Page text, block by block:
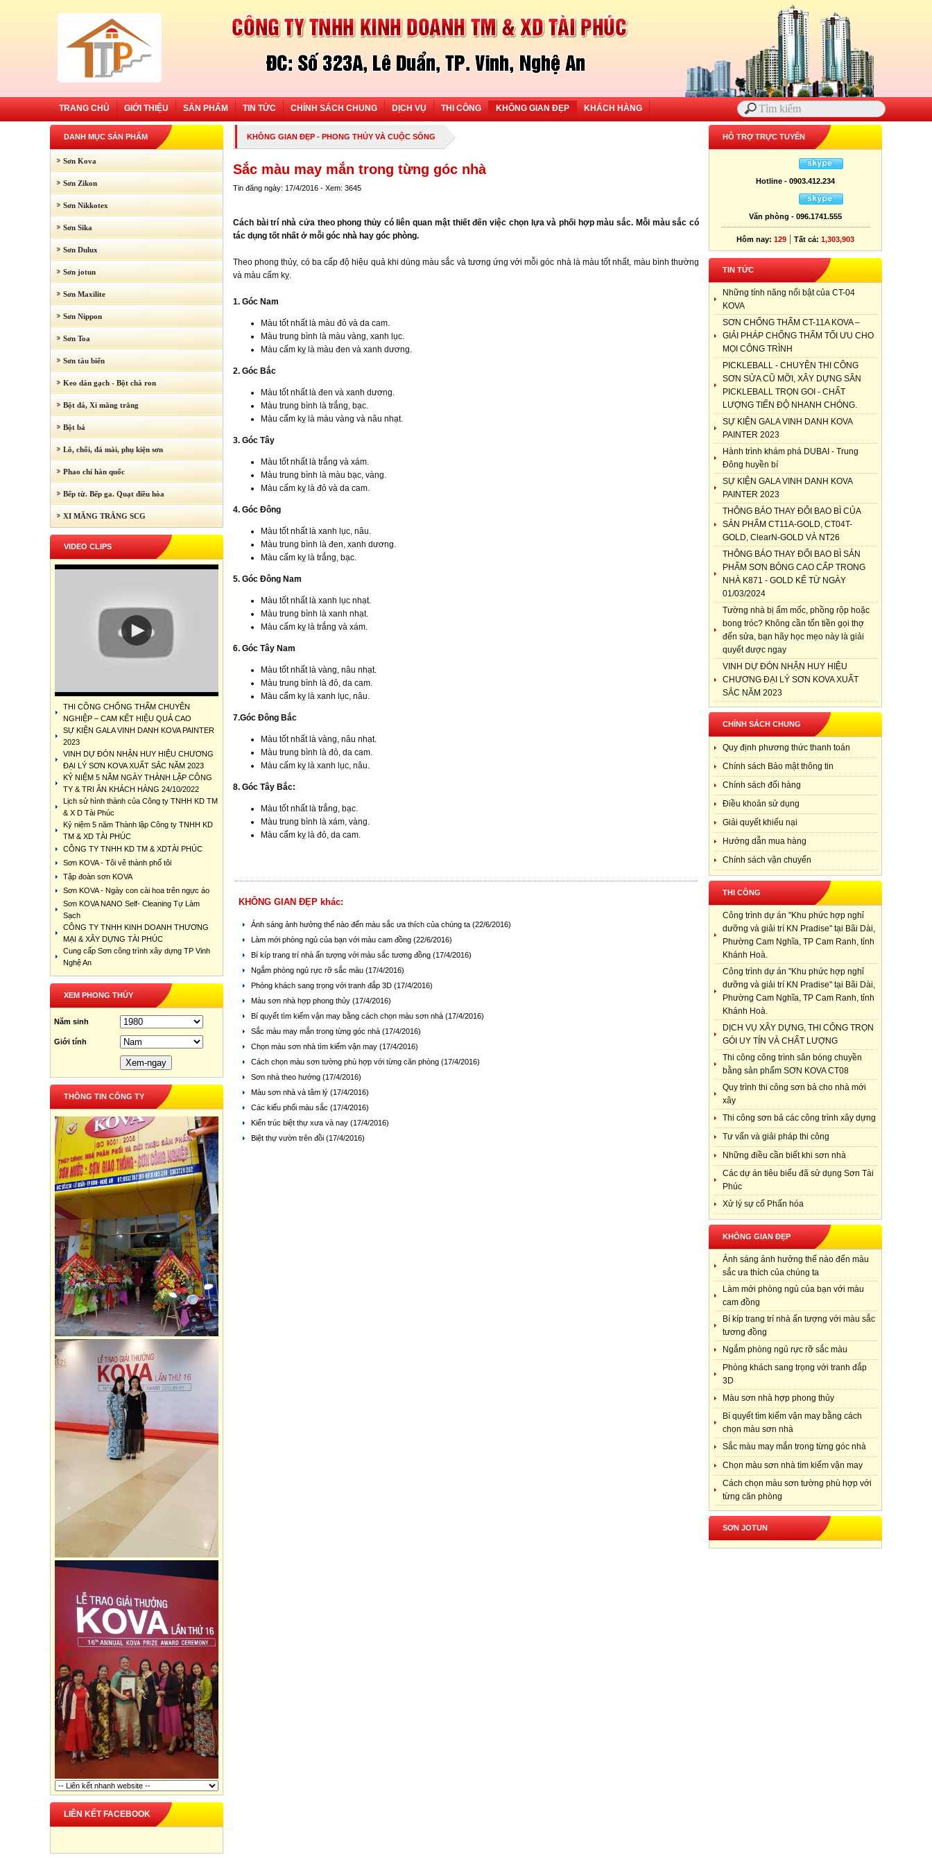
TRANG CHỦ GIỚI THIỆU SẢN PHẨM TIN TỨC CHÍNH SÁCH CHUNG DỊCH VỤ THI CÔNG KHÔNG GIAN ĐẸP KHÁCH HÀNG
DANH MỤC SẢN PHẨM
Sơn Kova
Sơn Zikon
Sơn Nikkotex
Sơn Sika
Sơn Dulux
Sơn jotun
Sơn Maxilite
Sơn Nippon
Sơn Toa
Sơn tàu biển
Keo dán gạch - Bột chà ron
Bột đá, Xi măng trắng
Bột bả
Lô, chổi, đá mài, phụ kiện sơn
Phao chỉ hàn quốc
Bếp từ. Bếp ga. Quạt điều hòa
XI MĂNG TRẮNG SCG
VIDEO CLIPS
THI CÔNG CHỐNG THẤM CHUYÊN
NGHIỆP – CAM KẾT HIỆU QUẢ CAO
SỰ KIỆN GALA VINH DANH KOVA PAINTER
2023
VINH DỰ ĐÓN NHẬN HUY HIỆU CHƯƠNG
ĐẠI LÝ SƠN KOVA XUẤT SẮC NĂM 2023
KỶ NIỆM 5 NĂM NGÀY THÀNH LẬP CÔNG
TY & TRI ÂN KHÁCH HÀNG 24/10/2022
Lịch sử hình thành của Công ty TNHH KD TM
& X D Tài Phúc
Kỷ niệm 5 năm Thành lập Công ty TNHH KD
TM & XD TÀI PHÚC
CÔNG TY TNHH KD TM & XDTÀI PHÚC
Sơn KOVA - Tôi vẽ thành phố tôi
Tập đoàn sơn KOVA
Sơn KOVA - Ngày con cài hoa trên ngực áo
Sơn KOVA NANO Self- Cleaning Tự Làm
Sạch
CÔNG TY TNHH KINH DOANH THƯƠNG
MẠI & XÂY DỰNG TÀI PHÚC
Cung cấp Sơn công trình xây dựng TP Vinh
Nghệ An
XEM PHONG THỦY
Năm sinh
Giới tính
THÔNG TIN CÔNG TY
LIÊN KẾT FACEBOOK
KHÔNG GIAN ĐẸP - PHONG THỦY VÀ CUỘC SỐNG
Sắc màu may mắn trong từng góc nhà
Tin đăng ngày: 17/4/2016 - Xem: 3645
Cách bài trí nhà cửa theo phong thủy có liên quan mật thiết đến việc chọn lựa và phối hợp màu sắc. Mỗi màu sắc có
tác dụng tốt nhất ở mỗi góc nhà hay góc phòng.
Theo phong thủy, có ba cấp độ hiệu quả khi dùng màu sắc và tương ứng với mỗi góc nhà là màu tốt nhất, màu bình thường
và màu cấm kỵ.
1. Góc Nam
Màu tốt nhất là màu đỏ và da cam.
Màu trung bình là màu vàng, xanh lục.
Màu cấm kỵ là màu đen và xanh dương.
2. Góc Bắc
Màu tốt nhất là đen và xanh dương.
Màu trung bình là trắng, bạc.
Màu cấm kỵ là màu vàng và nâu nhạt.
3. Góc Tây
Màu tốt nhất là trắng và xám.
Màu trung bình là màu bạc, vàng.
Màu cấm kỵ là đỏ và da cam.
4. Góc Đông
Màu tốt nhất là xanh lục, nâu.
Màu trung bình là đen, xanh dương.
Màu cấm kỵ là trắng, bạc.
5. Góc Đông Nam
Màu tốt nhất là xanh lục nhạt.
Màu trung bình là xanh nhạt.
Màu cấm kỵ là trắng và xám.
6. Góc Tây Nam
Màu tốt nhất là vàng, nâu nhạt.
Màu trung bình là đỏ, da cam.
Màu cấm kỵ là xanh lục, nâu.
7.Góc Đông Bắc
Màu tốt nhất là vàng, nâu nhạt.
Màu trung bình là đỏ, da cam.
Màu cấm kỵ là xanh lục, nâu.
8. Góc Tây Bắc:
Màu tốt nhất là trắng, bạc.
Màu trung bình là xám, vàng.
Màu cấm kỵ là đỏ, da cam.
KHÔNG GIAN ĐẸP khác:
Ánh sáng ảnh hưởng thế nào đến màu sắc ưa thích của chúng ta (22/6/2016)
Làm mới phòng ngủ của bạn với màu cam đồng (22/6/2016)
Bí kíp trang trí nhà ấn tượng với màu sắc tương đồng (17/4/2016)
Ngắm phòng ngủ rực rỡ sắc màu (17/4/2016)
Phòng khách sang trọng với tranh đắp 3D (17/4/2016)
Màu sơn nhà hợp phong thủy (17/4/2016)
Bí quyết tìm kiếm vận may bằng cách chọn màu sơn nhà (17/4/2016)
Sắc màu may mắn trong từng góc nhà (17/4/2016)
Chọn màu sơn nhà tìm kiếm vận may (17/4/2016)
Cách chọn màu sơn tường phù hợp với từng căn phòng (17/4/2016)
Sơn nhà theo hướng (17/4/2016)
Màu sơn nhà và tâm lý (17/4/2016)
Các kiểu phối màu sắc (17/4/2016)
Kiến trúc biệt thự xưa và nay (17/4/2016)
Biệt thự vườn trên đồi (17/4/2016)
HỖ TRỢ TRỰC TUYẾN
Hotline - 0903.412.234
Văn phòng - 096.1741.555
Hôm nay: 129 | Tất cả: 1,303,903
TIN TỨC
Những tính năng nổi bật của CT-04
KOVA
SƠN CHỐNG THẤM CT-11A KOVA –
GIẢI PHÁP CHỐNG THẤM TỐI ƯU CHO
MỌI CÔNG TRÌNH
PICKLEBALL - CHUYÊN THI CÔNG
SƠN SỬA CŨ MỠI, XÂY DỰNG SÂN
PICKLEBALL TRỌN GOI - CHẤT
LƯỢNG TIẾN ĐỘ NHANH CHÓNG.
SỰ KIỆN GALA VINH DANH KOVA
PAINTER 2023
Hành trình khám phá DUBAI - Trung
Đông huyền bí
SỰ KIỆN GALA VINH DANH KOVA
PAINTER 2023
THÔNG BÁO THAY ĐỔI BAO BÌ CỦA
SẢN PHẨM CT11A-GOLD, CT04T-
GOLD, ClearN-GOLD VÀ NT26
THÔNG BÁO THAY ĐỔI BAO BÌ SẢN
PHẨM SƠN BÓNG CAO CẤP TRONG
NHÀ K871 - GOLD KỂ TỪ NGÀY
01/03/2024
Tường nhà bị ẩm mốc, phồng rộp hoặc
bong tróc? Không cần tốn tiền gọi thợ
đến sửa, bạn hãy học mẹo này là giải
quyết được ngay
VINH DỰ ĐÓN NHẬN HUY HIỆU
CHƯƠNG ĐẠI LÝ SƠN KOVA XUẤT
SẮC NĂM 2023
CHÍNH SÁCH CHUNG
Quy định phương thức thanh toán
Chính sách Bảo mật thông tin
Chính sách đổi hàng
Điều khoản sử dụng
Giải quyết khiếu nại
Hướng dẫn mua hàng
Chính sách vận chuyển
THI CÔNG
Công trình dự án "Khu phức hợp nghỉ
dưỡng và giải trí KN Pradise" tại Bãi Dài,
Phường Cam Nghĩa, TP Cam Ranh, tỉnh
Khánh Hoà.
Công trình dự án "Khu phức hợp nghỉ
dưỡng và giải trí KN Pradise" tại Bãi Dài,
Phường Cam Nghĩa, TP Cam Ranh, tỉnh
Khánh Hoà.
DỊCH VỤ XÂY DỰNG, THI CÔNG TRỌN
GÓI UY TÍN VÀ CHẤT LƯỢNG
Thi công công trình sân bóng chuyền
bằng sản phẩm SƠN KOVA CT08
Quy trình thi công sơn bả cho nhà mới
xây
Thi công sơn bả các công trình xây dựng
Tư vấn và giải pháp thi công
Những điều cần biết khi sơn nhà
Các dự án tiêu biểu đã sử dụng Sơn Tài
Phúc
Xử lý sự cố Phấn hóa
KHÔNG GIAN ĐẸP
Ánh sáng ảnh hưởng thế nào đến màu
sắc ưa thích của chúng ta
Làm mới phòng ngủ của bạn với màu
cam đồng
Bí kíp trang trí nhà ấn tượng với màu sắc
tương đồng
Ngắm phòng ngủ rực rỡ sắc màu
Phòng khách sang trọng với tranh đắp
3D
Màu sơn nhà hợp phong thủy
Bí quyết tìm kiếm vận may bằng cách
chọn màu sơn nhà
Sắc màu may mắn trong từng góc nhà
Chọn màu sơn nhà tìm kiếm vận may
Cách chọn màu sơn tường phù hợp với
từng căn phòng
SƠN JOTUN